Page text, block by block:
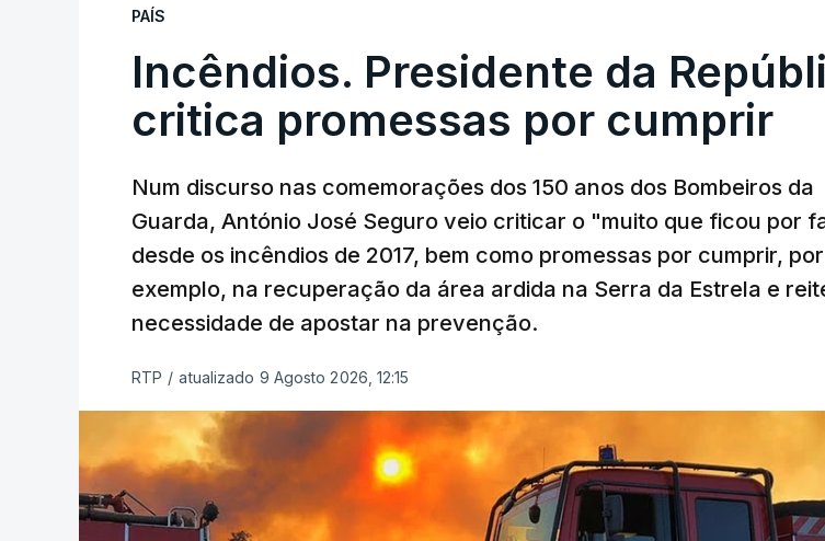
PAÍS
Incêndios. Presidente da
critica promessas por cumprir
Num discurso nas comemorações dos 150 anos dos Bombeiros da
Guarda, António José Seguro veio criticar o "muito que ficou por
desde os incêndios de 2017, bem como promessas por cumprir, por
exemplo, na recuperação da área ardida na Serra da Estrela e
necessidade de apostar na prevenção.
RTP / atualizado 9 Agosto 2026, 12:15